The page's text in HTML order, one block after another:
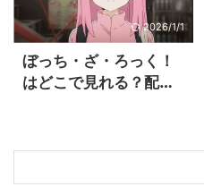
2026/1/1
ぼっち・ざ・ろっく！
はどこで見れる？配信